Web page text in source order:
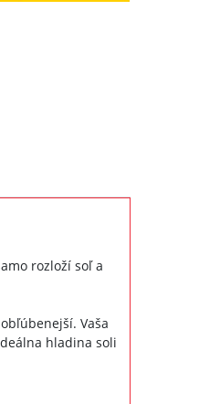
rozloží soľ a
Vaša
hladina soli